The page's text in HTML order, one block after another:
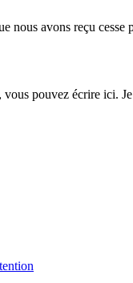
nous avons reçu
pouvez écrire ici.